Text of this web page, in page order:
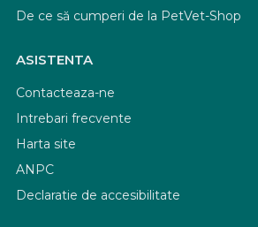
De ce să cumperi de la PetVet-Shop
ASISTENTA
Contacteaza-ne
Intrebari frecvente
Harta site
ANPC
Declaratie de accesibilitate